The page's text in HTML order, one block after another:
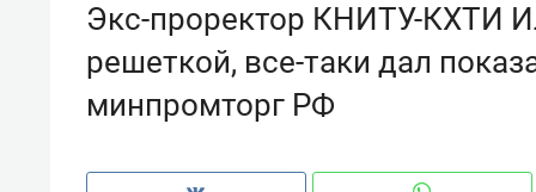
Экс-проректор КНИТУ-КХТИ
решеткой, все-таки дал
минпромторг РФ